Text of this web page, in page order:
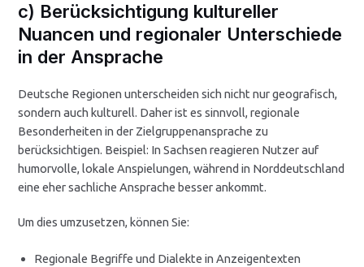
c) Berücksichtigung kultureller
Nuancen und regionaler Unterschiede
in der Ansprache
Deutsche Regionen unterscheiden sich nicht nur geografisch,
sondern auch kulturell. Daher ist es sinnvoll, regionale
Besonderheiten in der Zielgruppenansprache zu
berücksichtigen. Beispiel: In Sachsen reagieren Nutzer auf
humorvolle, lokale Anspielungen, während in Norddeutschland
eine eher sachliche Ansprache besser ankommt.
Um dies umzusetzen, können Sie:
Regionale Begriffe und Dialekte in Anzeigentexten